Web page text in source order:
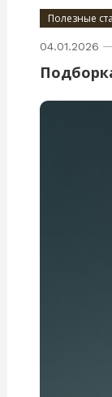
Полезные
04.01.2026